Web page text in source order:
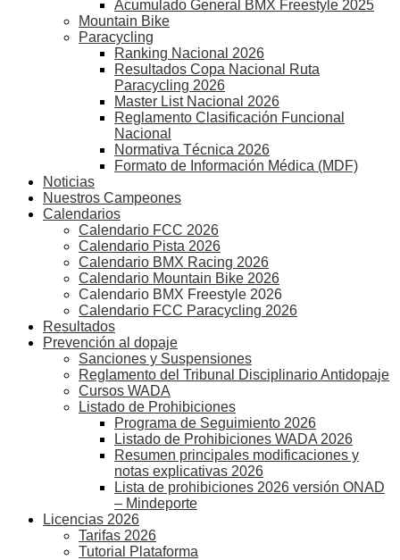
Acumulado General BMX Freestyle 2025
Mountain Bike
Paracycling
Ranking Nacional 2026
Resultados Copa Nacional Ruta
Paracycling 2026
Master List Nacional 2026
Reglamento Clasificación Funcional
Nacional
Normativa Técnica 2026
Formato de Información Médica (MDF)
Noticias
Nuestros Campeones
Calendarios
Calendario FCC 2026
Calendario Pista 2026
Calendario BMX Racing 2026
Calendario Mountain Bike 2026
Calendario BMX Freestyle 2026
Calendario FCC Paracycling 2026
Resultados
Prevención al dopaje
Sanciones y Suspensiones
Reglamento del Tribunal Disciplinario Antidopaje
Cursos WADA
Listado de Prohibiciones
Programa de Seguimiento 2026
Listado de Prohibiciones WADA 2026
Resumen principales modificaciones y
notas explicativas 2026
Lista de prohibiciones 2026 versión ONAD
– Mindeporte
Licencias 2026
Tarifas 2026
Tutorial Plataforma